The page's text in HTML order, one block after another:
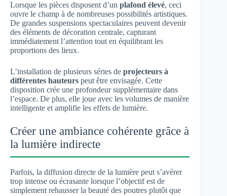
Lorsque les pièces disposent d’un plafond élevé, ceci
ouvre le champ à de nombreuses possibilités artistiques.
De grandes suspensions spectaculaires peuvent devenir
des éléments de décoration centrale, capturant
immédiatement l’attention tout en équilibrant les
proportions des lieux.
L’installation de plusieurs séries de projecteurs à
différentes hauteurs peut être envisagée. Cette
disposition crée une profondeur supplémentaire dans
l’espace. De plus, elle joue avec les volumes de manière
intelligente et amplifie les effets de lumière.
Créer une ambiance cohérente grâce à
la lumière indirecte
Parfois, la diffusion directe de la lumière peut s’avérer
trop intense ou écrasante lorsque l’objectif est de
simplement rehausser la beauté des poutres plutôt que